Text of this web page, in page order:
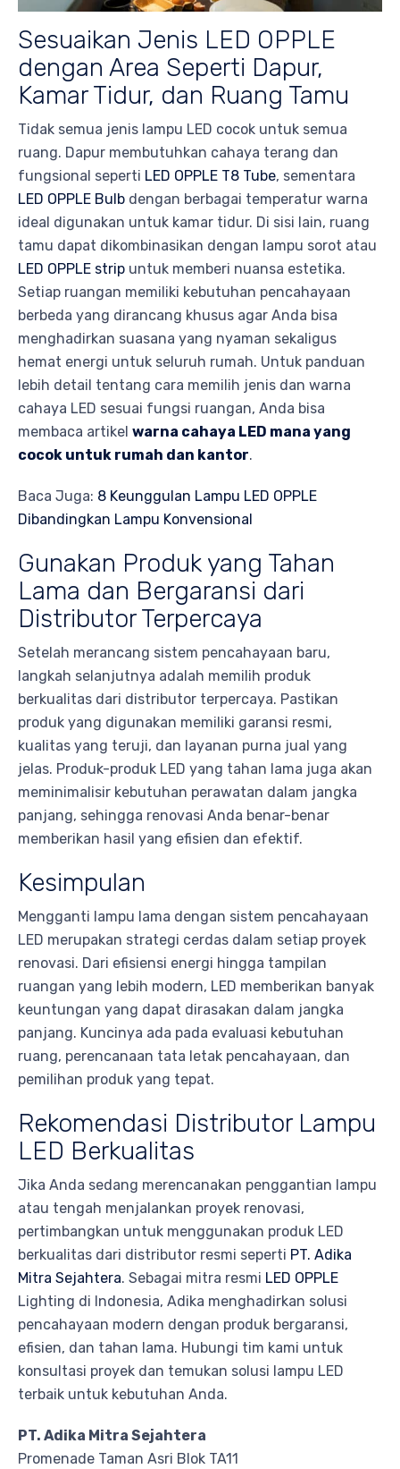
Sesuaikan Jenis LED OPPLE
dengan Area Seperti Dapur,
Kamar Tidur, dan Ruang Tamu
Tidak semua jenis lampu LED cocok untuk semua
ruang. Dapur membutuhkan cahaya terang dan
fungsional seperti LED OPPLE T8 Tube, sementara
LED OPPLE Bulb dengan berbagai temperatur warna
ideal digunakan untuk kamar tidur. Di sisi lain, ruang
tamu dapat dikombinasikan dengan lampu sorot atau
LED OPPLE strip untuk memberi nuansa estetika.
Setiap ruangan memiliki kebutuhan pencahayaan
berbeda yang dirancang khusus agar Anda bisa
menghadirkan suasana yang nyaman sekaligus
hemat energi untuk seluruh rumah. Untuk panduan
lebih detail tentang cara memilih jenis dan warna
cahaya LED sesuai fungsi ruangan, Anda bisa
membaca artikel warna cahaya LED mana yang
cocok untuk rumah dan kantor.
Baca Juga: 8 Keunggulan Lampu LED OPPLE
Dibandingkan Lampu Konvensional
Gunakan Produk yang Tahan
Lama dan Bergaransi dari
Distributor Terpercaya
Setelah merancang sistem pencahayaan baru,
langkah selanjutnya adalah memilih produk
berkualitas dari distributor terpercaya. Pastikan
produk yang digunakan memiliki garansi resmi,
kualitas yang teruji, dan layanan purna jual yang
jelas. Produk-produk LED yang tahan lama juga akan
meminimalisir kebutuhan perawatan dalam jangka
panjang, sehingga renovasi Anda benar-benar
memberikan hasil yang efisien dan efektif.
Kesimpulan
Mengganti lampu lama dengan sistem pencahayaan
LED merupakan strategi cerdas dalam setiap proyek
renovasi. Dari efisiensi energi hingga tampilan
ruangan yang lebih modern, LED memberikan banyak
keuntungan yang dapat dirasakan dalam jangka
panjang. Kuncinya ada pada evaluasi kebutuhan
ruang, perencanaan tata letak pencahayaan, dan
pemilihan produk yang tepat.
Rekomendasi Distributor Lampu
LED Berkualitas
Jika Anda sedang merencanakan penggantian lampu
atau tengah menjalankan proyek renovasi,
pertimbangkan untuk menggunakan produk LED
berkualitas dari distributor resmi seperti PT. Adika
Mitra Sejahtera. Sebagai mitra resmi LED OPPLE
Lighting di Indonesia, Adika menghadirkan solusi
pencahayaan modern dengan produk bergaransi,
efisien, dan tahan lama. Hubungi tim kami untuk
konsultasi proyek dan temukan solusi lampu LED
terbaik untuk kebutuhan Anda.
PT. Adika Mitra Sejahtera
Promenade Taman Asri Blok TA11